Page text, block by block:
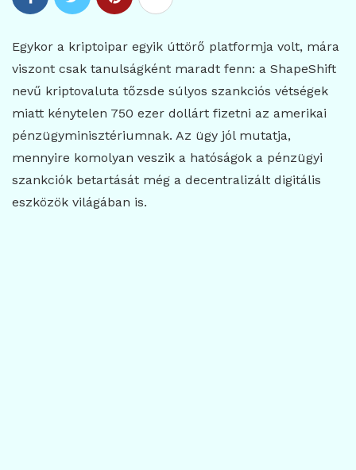
Egykor a kriptoipar egyik úttörő platformja volt, mára
viszont csak tanulságként maradt fenn: a ShapeShift
nevű kriptovaluta tőzsde súlyos szankciós vétségek
miatt kénytelen 750 ezer dollárt fizetni az amerikai
pénzügyminisztériumnak. Az ügy jól mutatja,
mennyire komolyan veszik a hatóságok a pénzügyi
szankciók betartását még a decentralizált digitális
eszközök világában is.